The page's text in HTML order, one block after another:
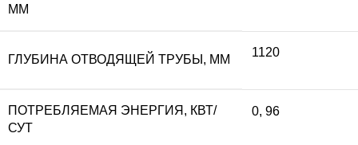
ММ
ГЛУБИНА ОТВОДЯЩЕЙ ТРУБЫ, ММ
1120
ПОТРЕБЛЯЕМАЯ ЭНЕРГИЯ, КВТ/
СУТ
0, 96